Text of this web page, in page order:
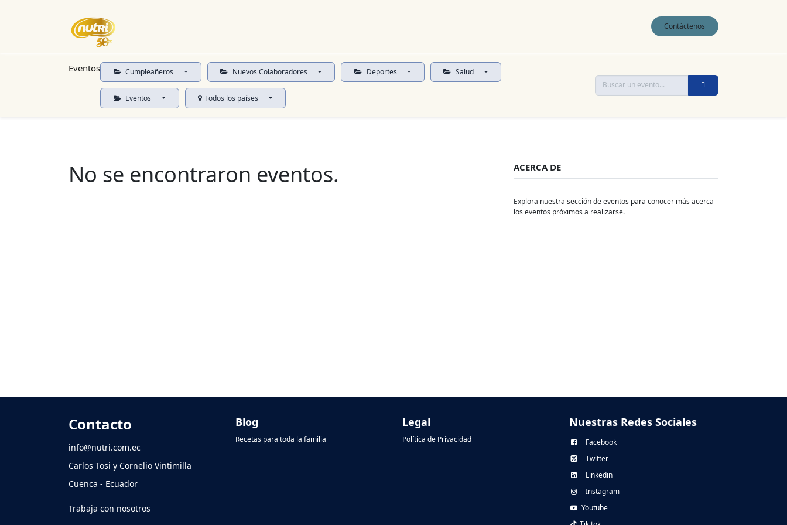
Contáctenos
Eventos Cumpleañeros Nuevos Colaboradores Deportes Salud
Eventos Todos los países
No se encontraron eventos. ACERCA DE
Explora nuestra sección de eventos para conocer más acerca
los eventos próximos a realizarse.
Contacto
info@nutri.com.ec
Carlos Tosi y Cornelio Vintimilla
Cuenca - Ecuador
Trabaja con nosotros
Blog
Recetas para toda la familia
Legal
Política de Privacidad
Nuestras Redes Sociales
Facebook
Twitter
Linkedin
Instagram
Youtube